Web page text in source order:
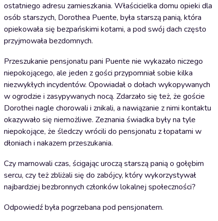
ostatniego adresu zamieszkania. Właścicielka domu opieki dla
osób starszych, Dorothea Puente, była starszą panią, która
opiekowała się bezpańskimi kotami, a pod swój dach często
przyjmowała bezdomnych.
Przeszukanie pensjonatu pani Puente nie wykazało niczego
niepokojącego, ale jeden z gości przypomniał sobie kilka
niezwykłych incydentów. Opowiadał o dołach wykopywanych
w ogrodzie i zasypywanych nocą. Zdarzało się też, że goście
Dorothei nagle chorowali i znikali, a nawiązanie z nimi kontaktu
okazywało się niemożliwe. Zeznania świadka były na tyle
niepokojące, że śledczy wrócili do pensjonatu z łopatami w
dłoniach i nakazem przeszukania.
Czy marnowali czas, ścigając uroczą starszą panią o gołębim
sercu, czy też zbliżali się do zabójcy, który wykorzystywał
najbardziej bezbronnych członków lokalnej społeczności?
Odpowiedź była pogrzebana pod pensjonatem.